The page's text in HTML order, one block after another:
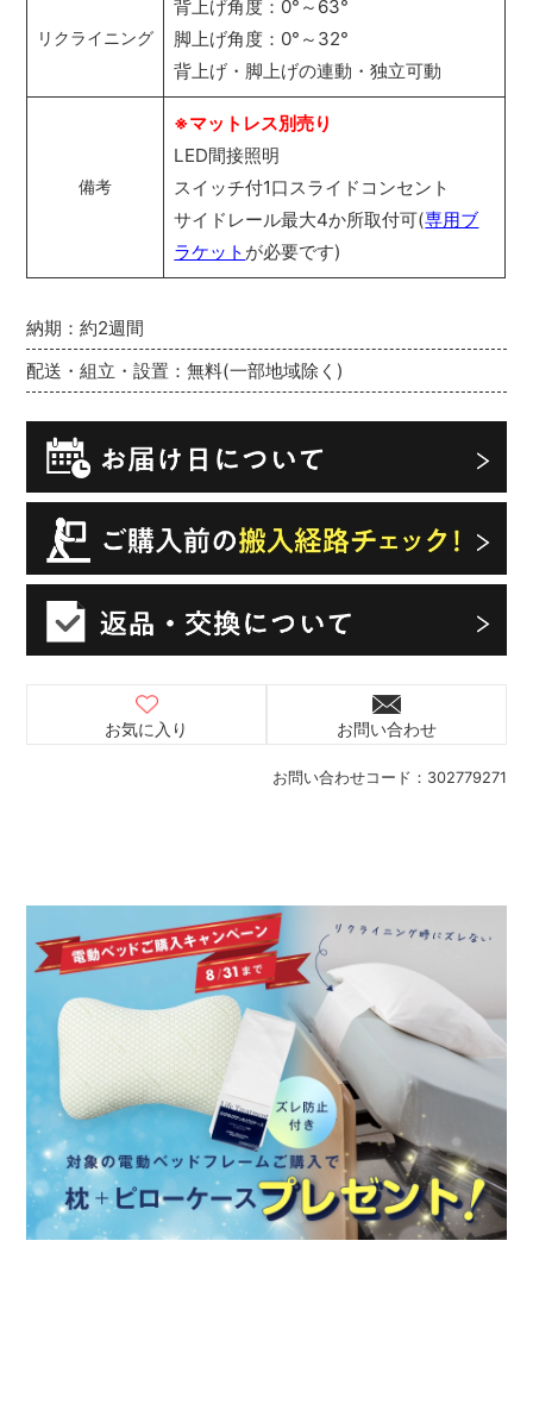
お問い合わせコード： 302779271
納期：約2週間
配送・組立・設置：無料(一部地域除く)
お気に入り お問い合わせ
リクライニング
背上げ角度：0°～63°
脚上げ角度：0°～32°
背上げ・脚上げの連動・独立可動
備考
※マットレス別売り
LED間接照明
スイッチ付1口スライドコンセント
サイドレール最大4か所取付可(専用ブ
ラケット が必要です)